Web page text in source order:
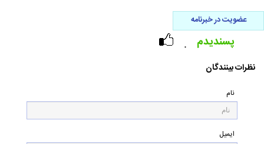
عضویت در خبرنامه
۰ پسندیدم
نظرات بینندگان
نام
ایمیل